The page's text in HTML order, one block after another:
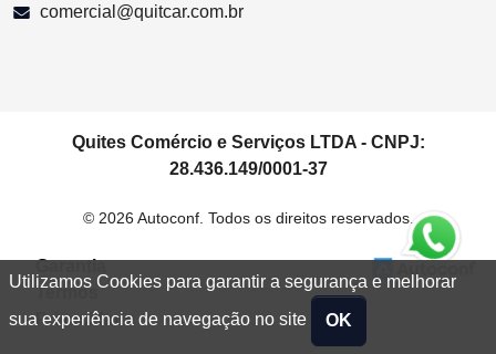
Utilizamos Cookies para garantir a segurança e melhorar
sua experiência de navegação no site OK
comercial@quitcar.com.br
Quites Comércio e Serviços LTDA - CNPJ:
28.436.149/0001-37
© 2026 Autoconf. Todos os direitos reservados.
Garantia
Termos
Privacidade